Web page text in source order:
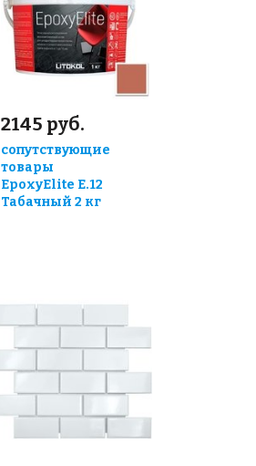
2145 руб.
сопутствующие
товары
EpoxyElite E.12
Табачный 2 кг